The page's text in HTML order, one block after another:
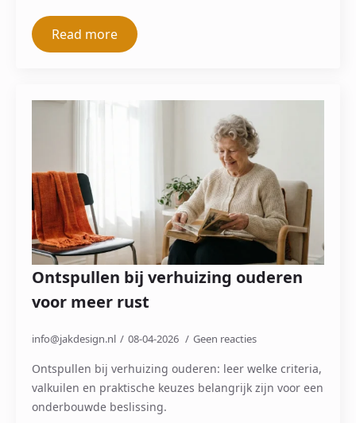
Read more
Ontspullen bij verhuizing ouderen
voor meer rust
info@jakdesign.nl 08-04-2026 Geen reacties
Ontspullen bij verhuizing ouderen: leer welke criteria,
valkuilen en praktische keuzes belangrijk zijn voor een
onderbouwde beslissing.